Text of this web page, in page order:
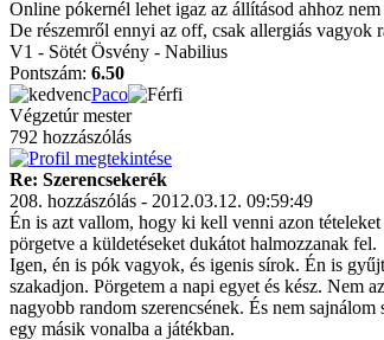
Online pókernél lehet igaz az állításod ahhoz nem
De részemről ennyi az off, csak allergiás vagyok
V1 - Sötét Ösvény - Nabilius
Pontszám: 6.50
Paco
Végzetúr mester
792 hozzászólás
Re: Szerencsekerék
208. hozzászólás - 2012.03.12. 09:59:49
Én is azt vallom, hogy ki kell venni azon
pörgetve a küldetéseket dukátot halmozzanak fel.
Igen, én is pók vagyok, és igenis sírok. Én is
szakadjon. Pörgetem a napi egyet és kész. Nem
nagyobb random szerencsének. És nem
egy másik vonalba a játékban.